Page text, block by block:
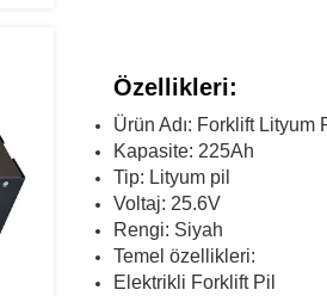
Özellikleri:
Ürün Adı: Forklift Lityum
Kapasite: 225Ah
Tip: Lityum pil
Voltaj: 25.6V
Rengi: Siyah
Temel özellikleri:
Elektrikli Forklift Pil